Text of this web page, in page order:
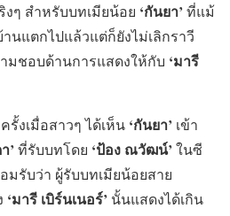
งๆ สำหรับบทเมียน้อย ‘กันยา’ ที่แม้
นแตกไปแล้วแต่ก็ยังไม่เลิกราวี
มชอบด้านการแสดงให้กับ ‘มารี
งเมื่อสาวๆ ได้เห็น ‘กันยา’ เข้า
’ ที่รับบทโดย ‘ป้อง ณวัฒน์’ ในซี
มรับว่า ผู้รับบทเมียน้อยสาย
‘มารี เบิร์นเนอร์’ นั้นแสดงได้เกิน